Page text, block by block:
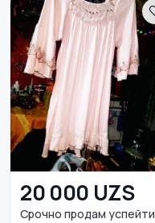
20 000 UZS
Срочно продам успейти